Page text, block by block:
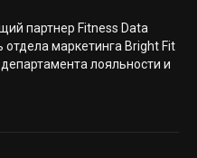
партнер Fitness Data
отдела маркетинга Bright Fit
лояльности и